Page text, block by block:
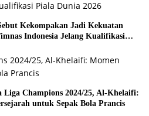
Kekompakan Jadi Kekuatan
Indonesia Jelang Kualifikasi
Liga Champions 2024/25, Al-Khelaifi:
untuk Sepak Bola Prancis